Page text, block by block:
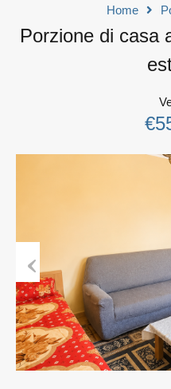
Home
Porzione di casa
Previous